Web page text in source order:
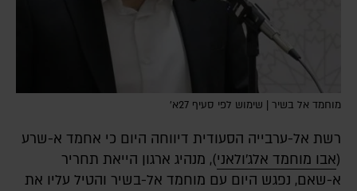
מוחמד אל בשיר | שימוש לפי סעיף 27א'
רשת אל-ערבייה הסעודית דיווחה היום כי אחמד א-שרע
(אבו מוחמד אלג'ולאני), מנהיג ארגון הייאת תחריר
א-שאם, נפגש היום עם מוחמד אל-בשיר והטיל עליו את